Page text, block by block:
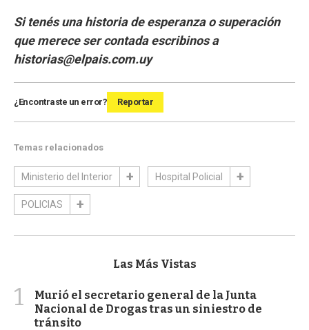
Si tenés una historia de esperanza o superación
que merece ser contada escribinos a
historias@elpais.com.uy
¿Encontraste un error? Reportar
Temas relacionados
Ministerio del Interior Hospital Policial
POLICIAS
Las Más Vistas
1
Murió el secretario general de la Junta
Nacional de Drogas tras un siniestro de
tránsito